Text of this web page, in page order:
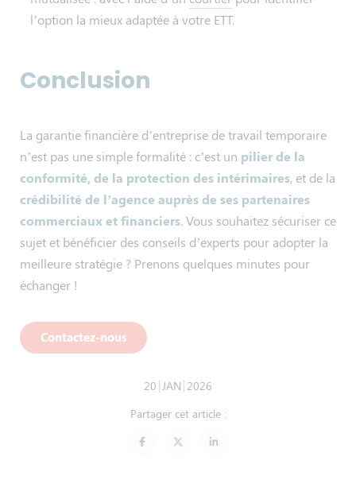
l’option la mieux adaptée à votre ETT.
Conclusion
La garantie financière d’entreprise de travail temporaire
n’est pas une simple formalité : c’est un pilier de la
conformité, de la protection des intérimaires, et de la
crédibilité de l’agence auprès de ses partenaires
commerciaux et financiers. Vous souhaitez sécuriser ce
sujet et bénéficier des conseils d’experts pour adopter la
meilleure stratégie ? Prenons quelques minutes pour
échanger !
Contactez-nous
20 JAN 2026
Partager cet article :